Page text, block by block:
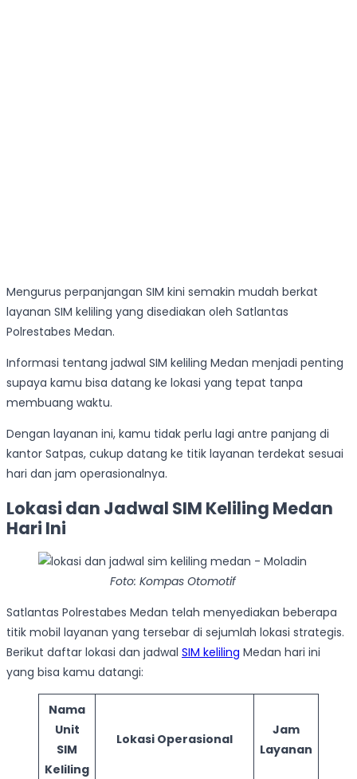
Mengurus perpanjangan SIM kini semakin mudah berkat
layanan SIM keliling yang disediakan oleh Satlantas
Polrestabes Medan.
Informasi tentang jadwal SIM keliling Medan menjadi penting
supaya kamu bisa datang ke lokasi yang tepat tanpa
membuang waktu.
Dengan layanan ini, kamu tidak perlu lagi antre panjang di
kantor Satpas, cukup datang ke titik layanan terdekat sesuai
hari dan jam operasionalnya.
Lokasi dan Jadwal SIM Keliling Medan
Hari Ini
Foto: Kompas Otomotif
Satlantas Polrestabes Medan telah menyediakan beberapa
titik mobil layanan yang tersebar di sejumlah lokasi strategis.
Berikut daftar lokasi dan jadwal SIM keliling Medan hari ini
yang bisa kamu datangi:
Nama
Unit
SIM
Keliling
Lokasi Operasional
Jam
Layanan